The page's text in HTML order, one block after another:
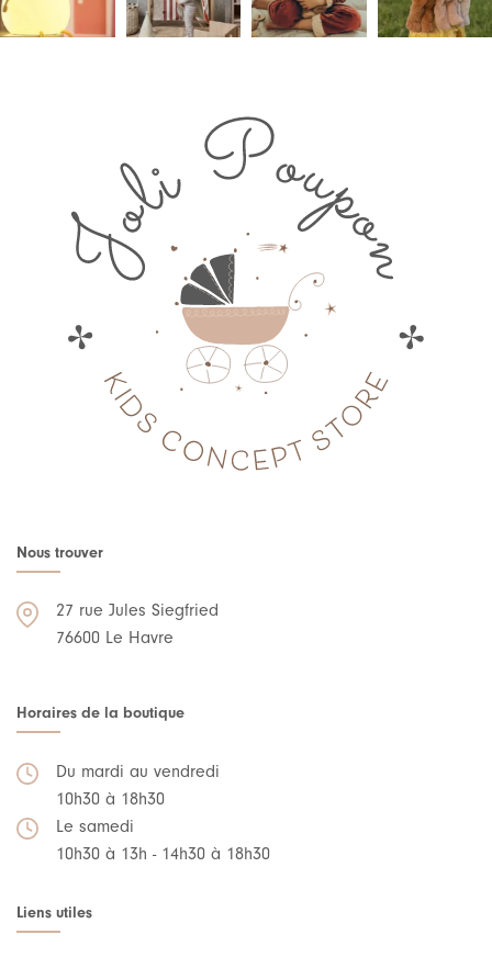
Nous trouver
27 rue Jules Siegfried
76600 Le Havre
Horaires de la boutique
Du mardi au vendredi
10h30 à 18h30
Le samedi
10h30 à 13h - 14h30 à 18h30
Liens utiles